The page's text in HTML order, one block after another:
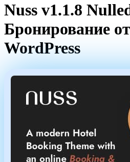
Nuss v1.1.8
Бронирование
WordPress